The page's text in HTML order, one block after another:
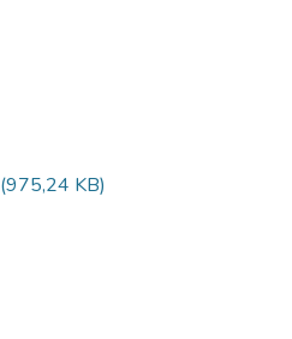
(975,24 KB)